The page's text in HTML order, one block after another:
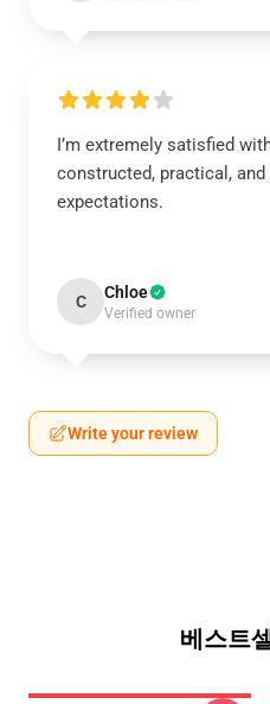
I’m extremely satisfied
constructed, practical,
expectations.
C Chloe
Verified owner
Write your review
베스트